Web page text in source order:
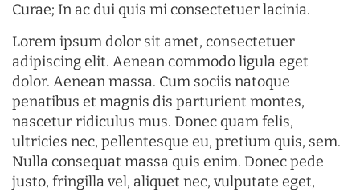
Curae; In ac dui quis mi consectetuer lacinia.
Lorem ipsum dolor sit amet, consectetuer
adipiscing elit. Aenean commodo ligula eget
dolor. Aenean massa. Cum sociis natoque
penatibus et magnis dis parturient montes,
nascetur ridiculus mus. Donec quam felis,
ultricies nec, pellentesque eu, pretium quis, sem.
Nulla consequat massa quis enim. Donec pede
justo, fringilla vel, aliquet nec, vulputate eget,